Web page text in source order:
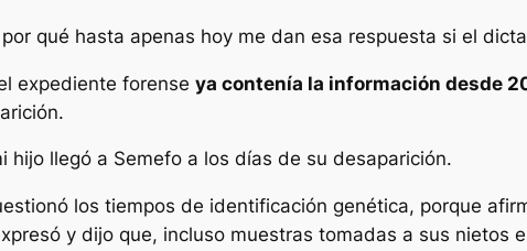
qué hasta apenas hoy me dan esa respuesta si el
expediente forense ya contenía la información desde
hijo llegó a Semefo a los días de su desaparición.
los tiempos de identificación genética, porque
y dijo que, incluso muestras tomadas a sus nietos